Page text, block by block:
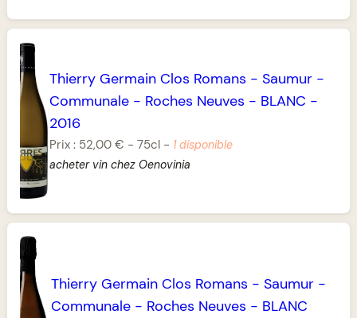
Thierry Germain Clos Romans - Saumur-
Communale- Roches Neuves - BLANC -
2016
Prix : 52,00 € - 75cl- 1 disponible
acheter vin chez Oenovinia
Thierry Germain Clos Romans -Saumur -
Communale - Roches Neuves - BLANC